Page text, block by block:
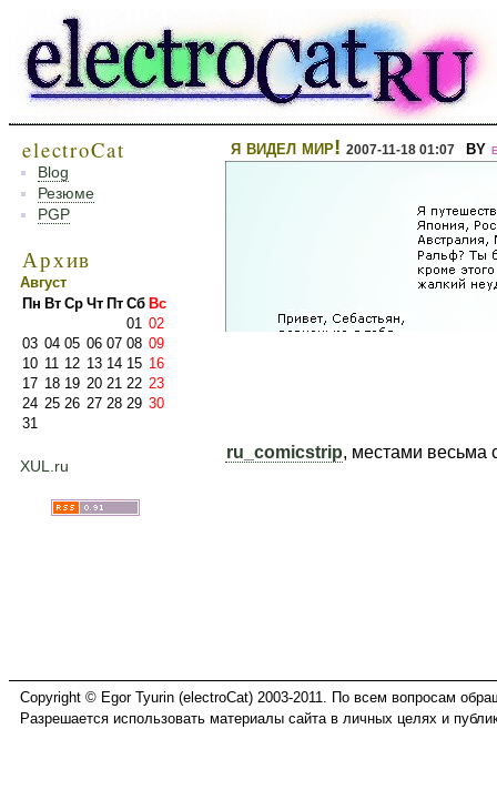
electroCat
Blog
Резюме
PGP
Архив
Август
Пн Вт Ср Чт Пт Сб Вс
01 02
03 04 05 06 07 08 09
10 11 12 13 14 15 16
17 18 19 20 21 22 23
24 25 26 27 28 29 30
31
XUL.ru
я видел мир! 2007-11-18 01:07 by
ru_comicstrip, местами весьма
Copyright © Egor Tyurin (electroCat) 2003-2011. По всем вопросам
Разрешается использовать материалы сайта в личных целях и